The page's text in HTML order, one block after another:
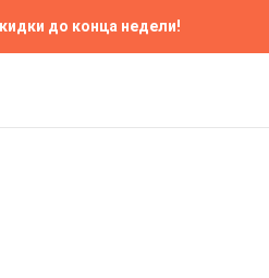
до конца недели!
Ремонт Контакты